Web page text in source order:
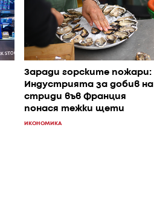
Заради горските пожари:
Индустрията за добив на
стриди във Франция
понася тежки щети
ИКОНОМИКА